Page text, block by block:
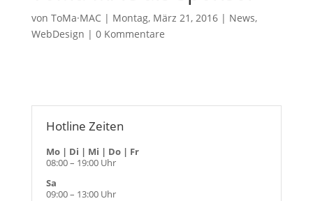
von ToMa·MAC| Montag, März 21, 2016| News,
WebDesign | 0 Kommentare
Hotline Zeiten
Mo | Di | Mi | Do | Fr
08:00 – 19:00 Uhr
Sa
09:00 – 13:00 Uhr